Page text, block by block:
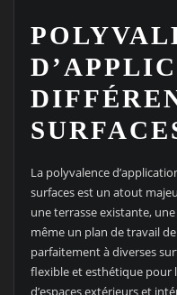
La polyvalence
surfaces est un atout
une terrasse existante,
même un plan de travail
parfaitement à diverses
flexible et esthétique pour
d’espaces extérieurs et